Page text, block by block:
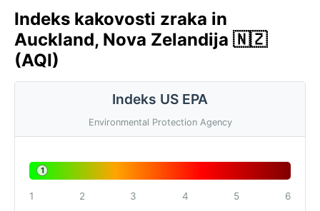
Indeks kakovosti zraka in
Auckland, Nova Zelandija 🇳🇿
(AQI)
Indeks US EPA
Environmental Protection Agency
1
1 2 3 4 5 6